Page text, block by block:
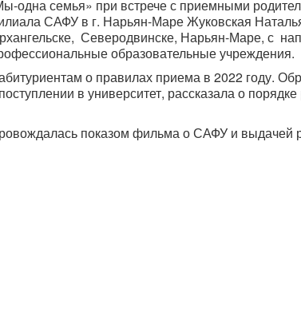
семья» при встрече с приемными
САФУ в г. Нарьян-Маре Жуковская
Северодвинске, Нарьян-Маре, с
образовательные учреждения.
о правилах приема в 2022 году.
в университет, рассказала о
показом фильма о САФУ и выдачей